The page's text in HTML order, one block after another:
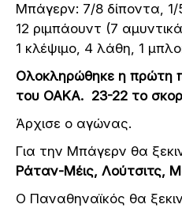
Μπάγερν: 7/8 δίποντα,
12 ριμπάουντ (7
1 κλέψιμο, 4 λάθη, 1
Ολοκληρώθηκε η πρώτη
του ΟΑΚΑ. 23-22 το
Άρχισε ο αγώνας.
Για την Μπάγερν θα
Ράταν-Μέις, Λούτσιτς,
Ο Παναθηναϊκός θα